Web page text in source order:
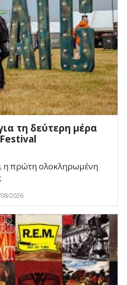
τη δεύτερη μέρα
η πρώτη ολοκληρωμένη
2026